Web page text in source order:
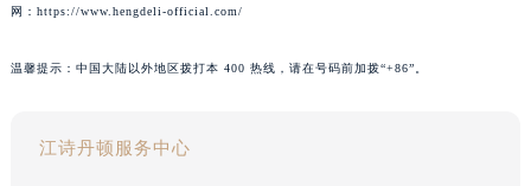
网：https://www.hengdeli-official.com/
温馨提示：中国大陆以外地区拨打本 400 热线，请在号码前加拨“+86”。
江诗丹顿服务中心